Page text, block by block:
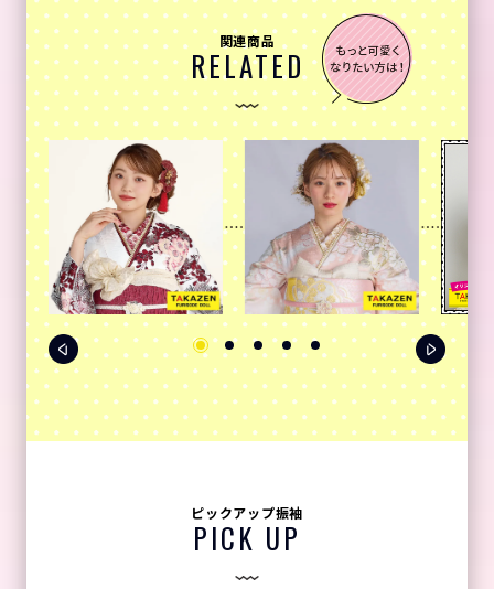
関連商品
RELATED
ピックアップ振袖
PICK UP